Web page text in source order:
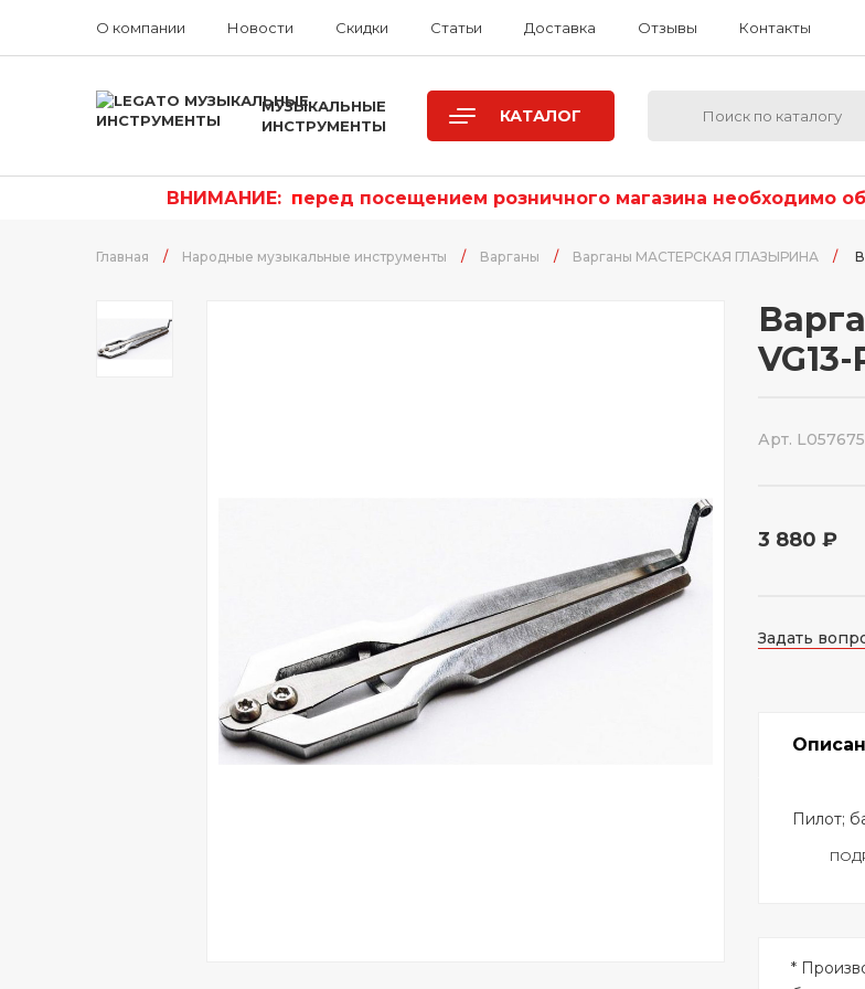
О компании Новости Скидки Статьи Доставка Отзывы Контакты
МУЗЫКАЛЬНЫЕ
ИНСТРУМЕНТЫ
КАТАЛОГ
ВНИМАНИЕ: перед посещением розничного магазина необходимо
Главная / Народные музыкальные инструменты / Варганы / Варганы МАСТЕРСКАЯ ГЛАЗЫРИНА /
Арт. L057675
3 880 ₽
Задать
Пилот;
*